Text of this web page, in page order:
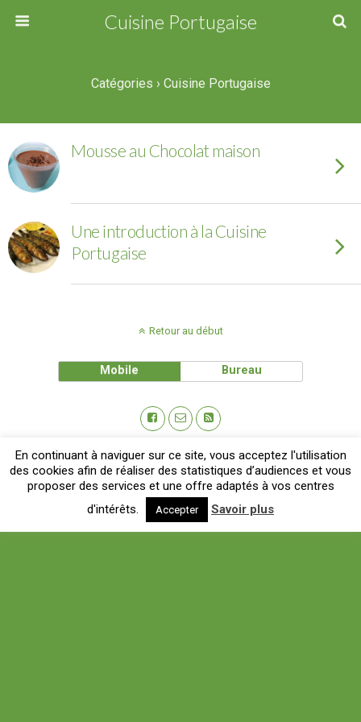
Cuisine Portugaise
Catégories › Cuisine Portugaise
Mousse au Chocolat maison
Une introduction à la Cuisine
Portugaise
Retour au début
Mobile Bureau
En continuant à naviguer sur ce site, vous acceptez l'utilisation
des cookies afin de réaliser des statistiques d’audiences et vous
proposer des services et une offre adaptés à vos centres
d'intérêts.
Accepter Savoir plus